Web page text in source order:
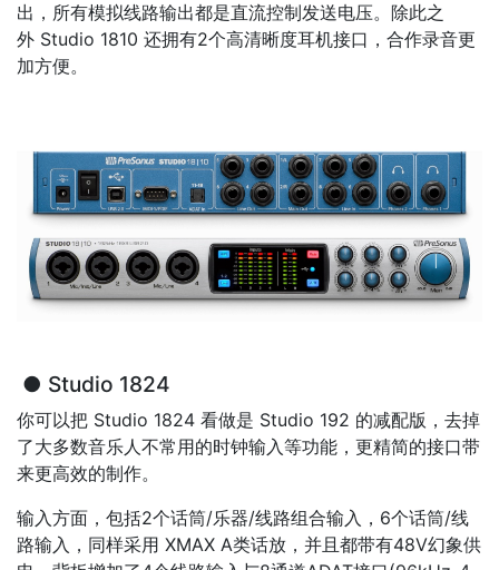
出，所有模拟线路输出都是直流控制发送电压。除此之
外 Studio 1810 还拥有2个高清晰度耳机接口，合作录音更
加方便。
● Studio 1824
你可以把 Studio 1824 看做是 Studio 192 的减配版，去掉
了大多数音乐人不常用的时钟输入等功能，更精简的接口带
来更高效的制作。
输入方面，包括2个话筒/乐器/线路组合输入，6个话筒/线
路输入，同样采用 XMAX A类话放，并且都带有48V幻象供